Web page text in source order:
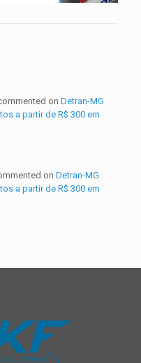
on Detran-MG
a partir de R$ 300 em
on Detran-MG
a partir de R$ 300 em